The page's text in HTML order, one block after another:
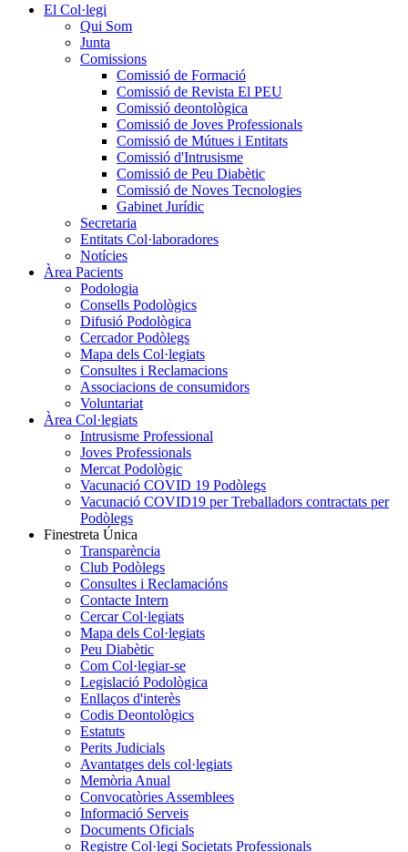
El Col·legi
Qui Som
Junta
Comissions
Comissió de Formació
Comissió de Revista El PEU
Comissió deontològica
Comissió de Joves Professionals
Comissió de Mútues i Entitats
Comissió d'Intrusisme
Comissió de Peu Diabètic
Comissió de Noves Tecnologies
Gabinet Jurídic
Secretaria
Entitats Col·laboradores
Notícies
Àrea Pacients
Podologia
Consells Podològics
Difusió Podològica
Cercador Podòlegs
Mapa dels Col·legiats
Consultes i Reclamacions
Associacions de consumidors
Voluntariat
Àrea Col·legiats
Intrusisme Professional
Joves Professionals
Mercat Podològic
Vacunació COVID 19 Podòlegs
Vacunació COVID19 per Treballadors contractats per
Podòlegs
Finestreta Única
Transparència
Club Podòlegs
Consultes i Reclamacións
Contacte Intern
Cercar Col·legiats
Mapa dels Col·legiats
Peu Diabètic
Com Col·legiar-se
Legislació Podològica
Enllaços d'interès
Codis Deontològics
Estatuts
Perits Judicials
Avantatges dels col·legiats
Memòria Anual
Convocatòries Assemblees
Informació Serveis
Documents Oficials
Registre Col·legi Societats Professionals